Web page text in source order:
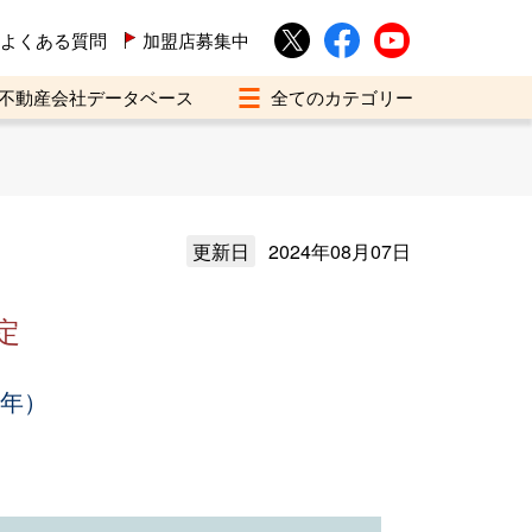
よくある質問 加盟店募集中
動産会社データベース
更新日 2024年08月07日
）